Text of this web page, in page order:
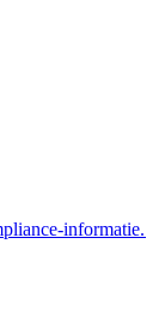
informatie.​​